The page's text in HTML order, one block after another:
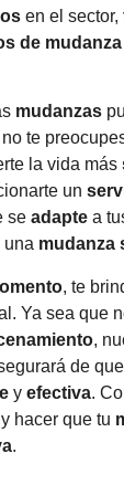
en el sector,
de mudanza
mudanzas
no te
la vida más
un
se adapte a
una mudanza
, te
Ya sea que
,
de
y efectiva.
hacer que tu
.